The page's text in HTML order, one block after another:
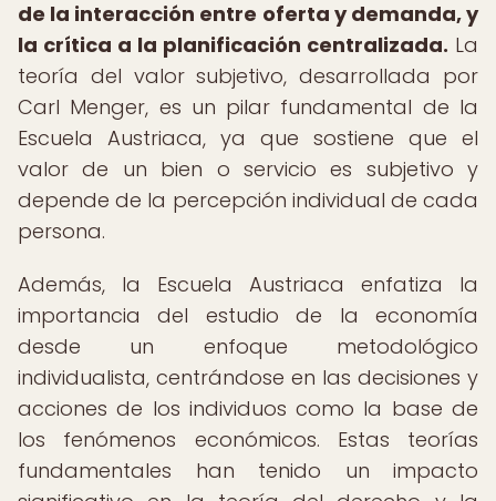
de la interacción entre oferta y demanda, y
la crítica a la planificación centralizada. La
teoría del valor subjetivo, desarrollada por
Carl Menger, es un pilar fundamental de la
Escuela Austriaca, ya que sostiene que el
valor de un bien o servicio es subjetivo y
depende de la percepción individual de cada
persona.
Además, la Escuela Austriaca enfatiza la
importancia del estudio de la economía
desde un enfoque metodológico
individualista, centrándose en las decisiones y
acciones de los individuos como la base de
los fenómenos económicos. Estas teorías
fundamentales han tenido un impacto